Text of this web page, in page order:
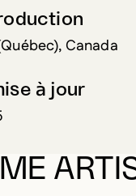
Canada
à jour